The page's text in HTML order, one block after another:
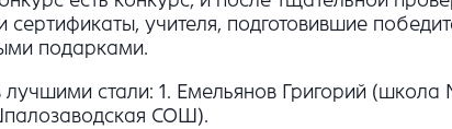
сертификаты, учителя, подготовившие
подарками.
лучшими стали: 1. Емельянов Григорий
СОШ).